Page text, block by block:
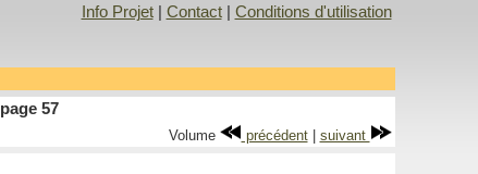
Info Projet| Contact| Conditions d'utilisation
57
Volume précédent| suivant